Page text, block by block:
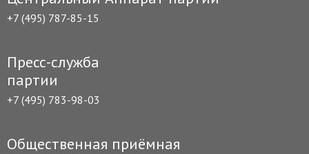
+7 (495) 787-85-15
Пресс-служба
партии
+7 (495) 783-98-03
Общественная приёмная